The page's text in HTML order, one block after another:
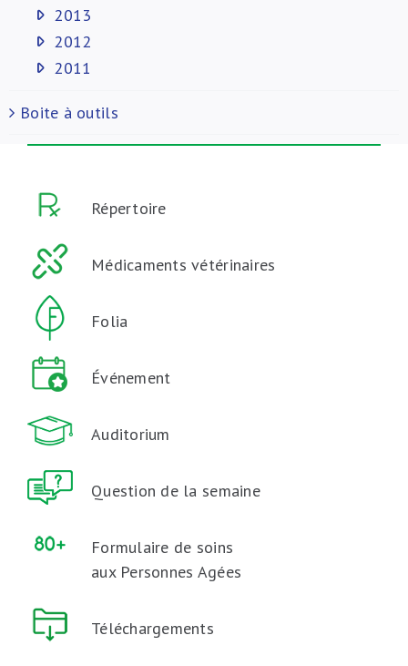
2013
2012
2011
Boite à outils
Répertoire
Médicaments vétérinaires
Folia
Événement
Auditorium
Question de la semaine
Formulaire de soins
aux Personnes Agées
Téléchargements